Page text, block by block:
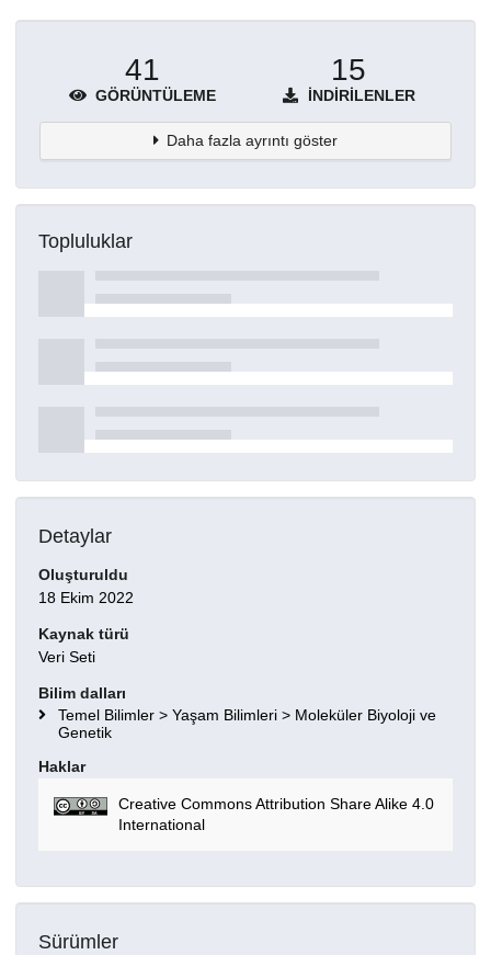
41
GÖRÜNTÜLEME
15
İNDIRILENLER
Daha fazla ayrıntı göster
Topluluklar
Detaylar
Oluşturuldu
18 Ekim 2022
Kaynak türü
Veri Seti
Bilim dalları
Temel Bilimler > Yaşam Bilimleri > Moleküler Biyoloji ve
Genetik
Haklar
Creative Commons Attribution Share Alike 4.0
International
Sürümler